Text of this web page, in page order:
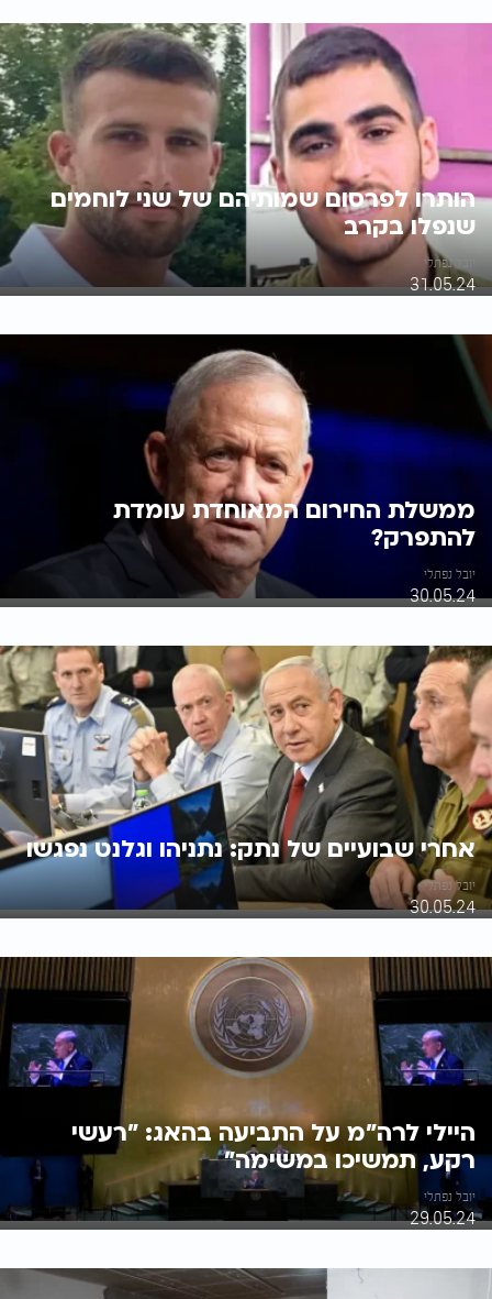
הותרו לפרסום שמותיהם של שני לוחמים
שנפלו בקרב
יובל נפתלי
31.05.24
ממשלת החירום המאוחדת עומדת
להתפרק?
יובל נפתלי
30.05.24
אחרי שבועיים של נתק: נתניהו וגלנט נפגשו
יובל נפתלי
30.05.24
היילי לרה"מ על התביעה בהאג: "רעשי
רקע, תמשיכו במשימה"
יובל נפתלי
29.05.24